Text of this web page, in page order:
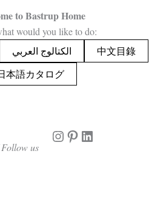
to Bastrup Home
would you like to do:
الكتالوج العربي
中文目錄
本語カタログ
us
Instagram
Pinterest
LinkedIn